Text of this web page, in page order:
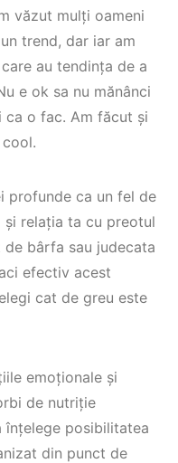
văzut mulți oameni
trend, dar iar am
au tendința de a
e ok sa nu mănânci
ca o fac. Am făcut și
profunde ca un fel de
și relația ta cu preotul
bârfa sau judecata
efectiv acest
cat de greu este
emoționale și
de nutriție
înțelege posibilitatea
din punct de